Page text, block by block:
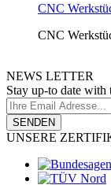
CNC
CNC
NEWS LETTER
Stay up-to date with
SENDEN
UNSERE